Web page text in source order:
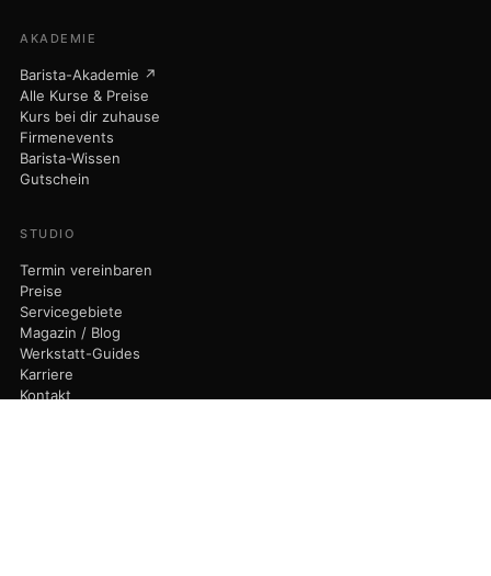
DE EN
AKADEMIE
Barista-Akademie ↗
Alle Kurse & Preise
Kurs bei dir zuhause
Firmenevents
Barista-Wissen
Gutschein
STUDIO
Termin vereinbaren
Preise
Servicegebiete
Magazin / Blog
Werkstatt-Guides
Karriere
Kontakt